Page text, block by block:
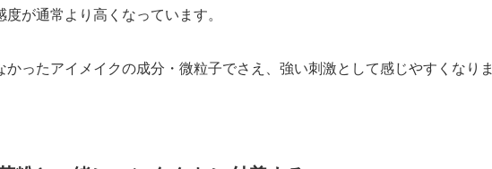
が通常より高くなっています。
ったアイメイクの成分・微粒子でさえ、強い刺激として感じやすくなりま